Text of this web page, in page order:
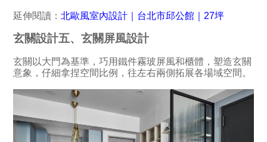
延伸閱讀：北歐風室內設計｜台北市邱公館｜27坪
玄關設計五、玄關屏風設計
玄關以大門為基準，巧用鐵件霧玻屏風和櫃體，塑造玄關
意象，仔細拿捏空間比例，往左右兩側拓展各場域空間。